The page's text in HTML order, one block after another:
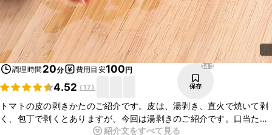
調理時間 20分 費用目安100円
4.52 (17)
543
保存
トマトの皮の剥きかたのご紹介です。皮は、湯剥き、直火で焼いて剥
く、包丁で剥くとありますが、今回は湯剥きのご紹介です。口当たり
を柔らかくしたい時、マリネなど味をしっかりつけたい時に活用しま
紹介文をすべて見る